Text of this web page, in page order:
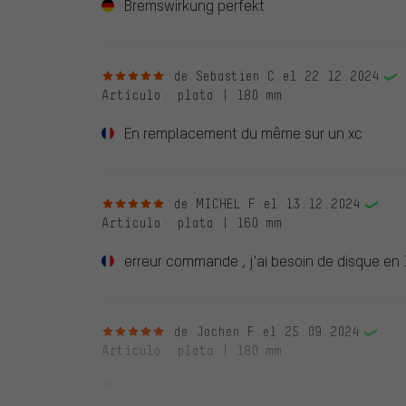
Bremswirkung perfekt
5 de 5 estrellasde Sebastien C. el 22.12.2024
Artículo : plata | 180 mm
En remplacement du même sur un xc
5 de 5 estrellasde MICHEL F. el 13.12.2024
Artículo : plata | 160 mm
erreur commande , j'ai besoin de disque en
5 de 5 estrellasde Jochen F. el 25.09.2024
Artículo : plata | 180 mm